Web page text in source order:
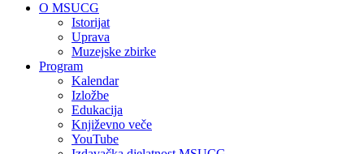
O MSUCG
Istorijat
Uprava
Muzejske zbirke
Program
Kalendar
Izložbe
Edukacija
Književno veče
YouTube